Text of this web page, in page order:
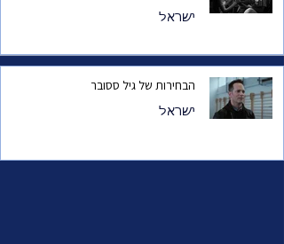
ישראל
הבחירות של גיל ססובר
ישראל